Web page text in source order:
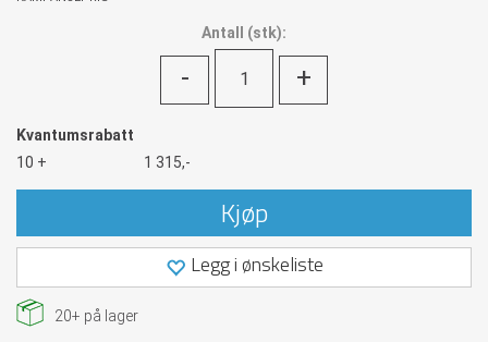
Antall (stk):
- +
Kvantumsrabatt
10 +
1 315,-
Kjøp
Legg i ønskeliste
20+ på lager